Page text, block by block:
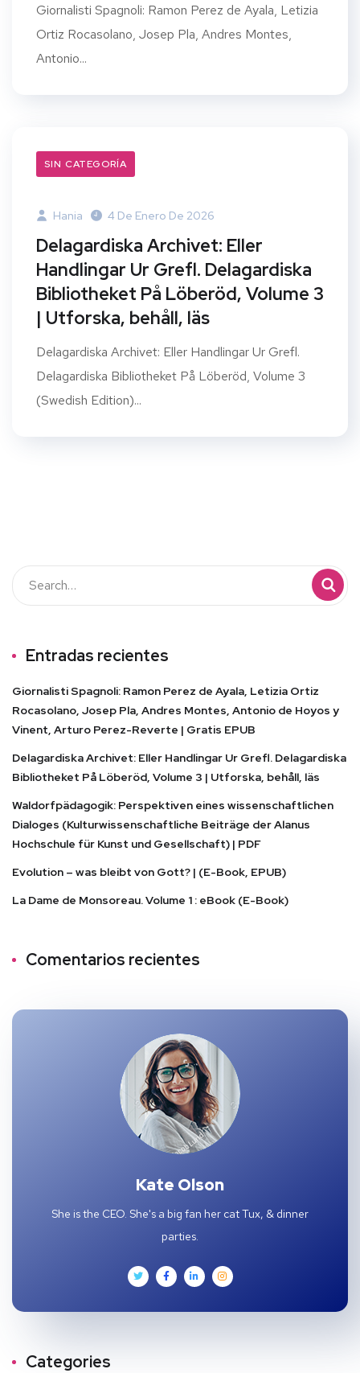
Giornalisti Spagnoli: Ramon Perez de Ayala, Letizia
Ortiz Rocasolano, Josep Pla, Andres Montes,
Antonio...
SIN CATEGORÍA
Hania 4 De Enero De 2026
Delagardiska Archivet: Eller
Handlingar Ur Grefl. Delagardiska
Bibliotheket På Löberöd, Volume 3
| Utforska, behåll, läs
Delagardiska Archivet: Eller Handlingar Ur Grefl.
Delagardiska Bibliotheket På Löberöd, Volume 3
(Swedish Edition)...
Entradas recientes
Giornalisti Spagnoli: Ramon Perez de Ayala, Letizia Ortiz
Rocasolano, Josep Pla, Andres Montes, Antonio de Hoyos y
Vinent, Arturo Perez-Reverte | Gratis EPUB
Delagardiska Archivet: Eller Handlingar Ur Grefl. Delagardiska
Bibliotheket På Löberöd, Volume 3 | Utforska, behåll, läs
Waldorfpädagogik: Perspektiven eines wissenschaftlichen
Dialoges (Kulturwissenschaftliche Beiträge der Alanus
Hochschule für Kunst und Gesellschaft) | PDF
Evolution – was bleibt von Gott? | (E-Book, EPUB)
La Dame de Monsoreau. Volume 1 : eBook (E-Book)
Comentarios recientes
Kate Olson
She is the CEO. She's a big fan her cat Tux, & dinner
parties.
Categories